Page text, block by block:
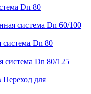
Dn 80
Dn 60/100
Dn 80
Dn 80/125
Переход для